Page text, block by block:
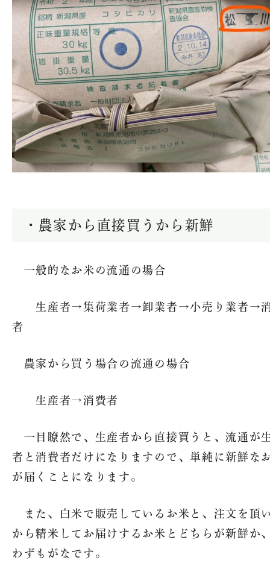
求人情報
魚沼ってどんなところ？
耕舎
お問い合わせ
配送・送料について
・農家から直接買うから新鮮
一般的なお米の流通の場合
生産者→集荷業者→卸業者→小売り業者→
者
農家から買う場合の流通の場合
生産者→消費者
一目瞭然で、生産者から直接買うと、流通が
者と消費者だけになりますので、単純に新鮮な
が届くことになります。
また、白米で販売しているお米と、注文を頂
から精米してお届けするお米とどちらが新鮮か
わずもがなです。